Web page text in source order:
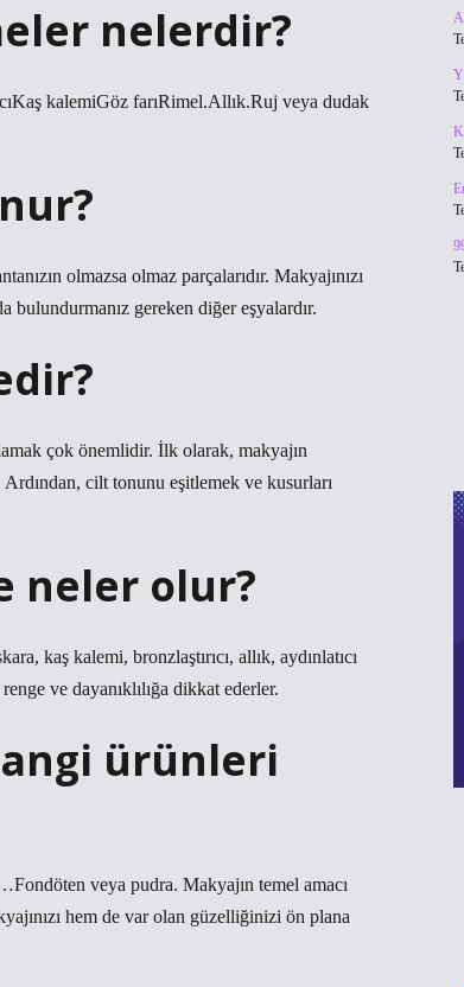
nelerdir?
kalemiGöz farıRimel.Allık.Ruj veya dudak
olmazsa olmaz parçalarıdır. Makyajınızı
gereken diğer eşyalardır.
çok önemlidir. İlk olarak, makyajın
cilt tonunu eşitlemek ve kusurları
neler olur?
kaş kalemi, bronzlaştırıcı, allık, aydınlatıcı
ve dayanıklılığa dikkat ederler.
ürünleri
veya pudra. Makyajın temel amacı
hem de var olan güzelliğinizi ön plana